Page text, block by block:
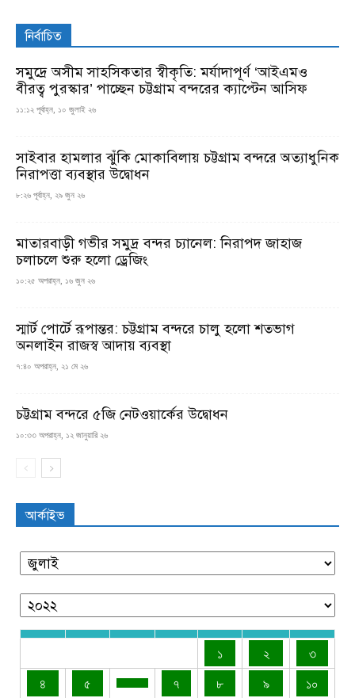
নির্বাচিত
সমুদ্রে অসীম সাহসিকতার স্বীকৃতি: মর্যাদাপূর্ণ ‘আইএমও
বীরত্ব পুরস্কার’ পাচ্ছেন চট্টগ্রাম বন্দরের ক্যাপ্টেন আসিফ
১১:১২ পূর্বাহ্ন, ১০ জুলাই ২৬
সাইবার হামলার ঝুঁকি মোকাবিলায় চট্টগ্রাম বন্দরে অত্যাধুনিক
নিরাপত্তা ব্যবস্থার উদ্বোধন
৮:২৬ পূর্বাহ্ন, ২৯ জুন ২৬
মাতারবাড়ী গভীর সমুদ্র বন্দর চ্যানেল: নিরাপদ জাহাজ
চলাচলে শুরু হলো ড্রেজিং
১০:২৫ অপরাহ্ন, ১৬ জুন ২৬
স্মার্ট পোর্টে রূপান্তর: চট্টগ্রাম বন্দরে চালু হলো শতভাগ
অনলাইন রাজস্ব আদায় ব্যবস্থা
৭:৪০ অপরাহ্ন, ২১ মে ২৬
চট্টগ্রাম বন্দরে ৫জি নেটওয়ার্কের উদ্বোধন
১০:৩৩ অপরাহ্ন, ১২ জানুয়ারি ২৬
আর্কাইভ
১ ২
৩
৪
৫ ৭ ৮ ৯
১০